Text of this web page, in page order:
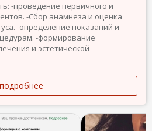
-проведение первичного и
-Сбор анамнеза и оценка
-определение показаний и
-формирование
и эстетической
подробнее